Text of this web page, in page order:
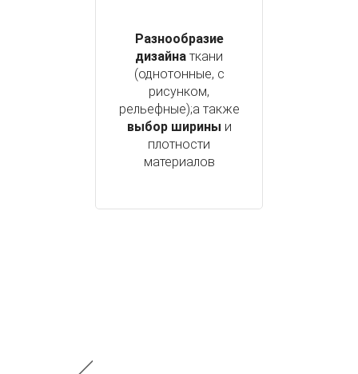
Разнообразие
дизайна ткани
(однотонные, с
рисунком,
рельефные);а также
выбор ширины и
плотности
материалов